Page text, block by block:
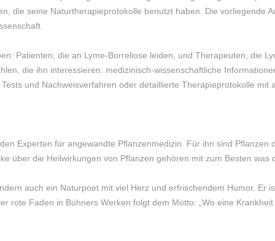
die seine Naturtherapieprotokolle benutzt haben. Die vorliegende
Patienten, die an Lyme-Borreliose leiden, und Therapeuten, die
die ihn interessieren: medizinisch-wissenschaftliche
und Nachweisverfahren oder detaillierte Therapieprotokolle mit
Experten für angewandte Pflanzenmedizin. Für ihn sind
über die Heilwirkungen von Pflanzen gehören mit zum Besten was
auch ein Naturpoet mit viel Herz und erfrischendem Humor. Er
rote Faden in Buhners Werken folgt dem Motto: „Wo eine